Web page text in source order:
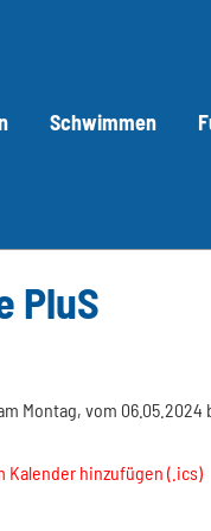
Schwimmen
PluS
Montag, vom 06.05.2024
Kalender hinzufügen (.ics)